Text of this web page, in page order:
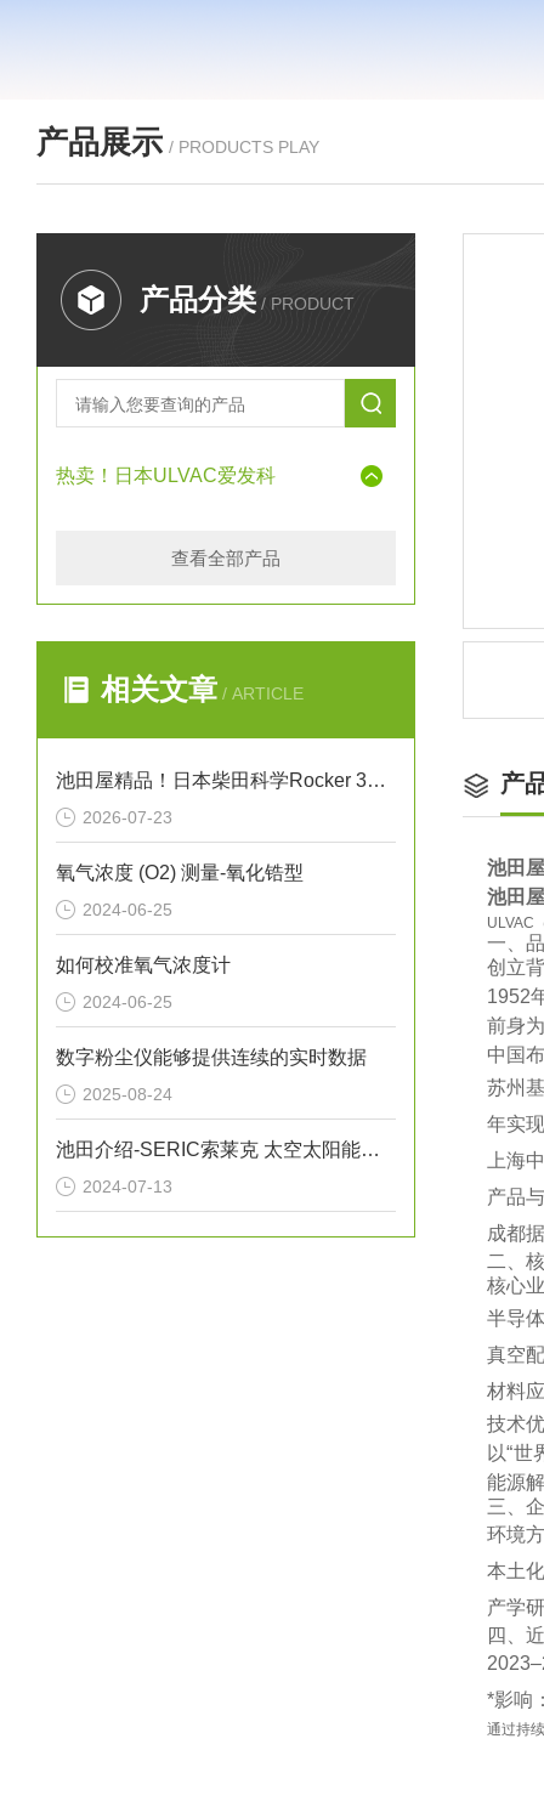
产品展示 / PRODUCTS PLAY
产品分类 / PRODUCT
热卖！日本ULVAC爱发科
查看全部产品
相关文章 / ARTICLE
池田屋精品！日本柴田科学Rocker 300干式真空泵
2026-07-23
氧气浓度 (O2) 测量-氧化锆型
2024-06-25
如何校准氧气浓度计
2024-06-25
数字粉尘仪能够提供连续的实时数据
2025-08-24
池田介绍-SERIC索莱克 太空太阳能灯XC-500HFSS
2024-07-13
产
池田
池田
ULVAC
一、
创立
1952
前身
中国
苏州
年实
上海
产品
成都
二、
核心
半导
真空
材料
技术
以“
能源
三、
环境
本土
产学
四、
‌*影响‌
通过持